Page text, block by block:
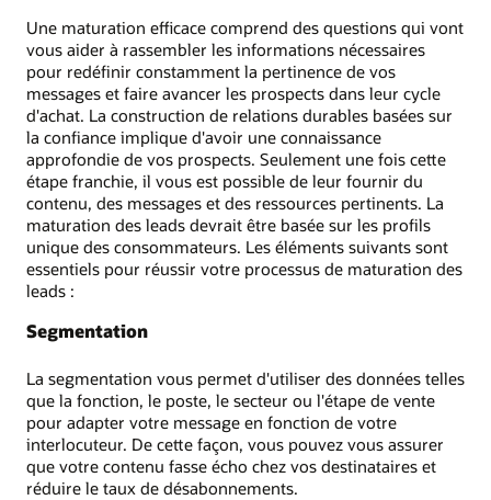
Une maturation efficace comprend des questions qui vont
vous aider à rassembler les informations nécessaires
pour redéfinir constamment la pertinence de vos
messages et faire avancer les prospects dans leur cycle
d'achat. La construction de relations durables basées sur
la confiance implique d'avoir une connaissance
approfondie de vos prospects. Seulement une fois cette
étape franchie, il vous est possible de leur fournir du
contenu, des messages et des ressources pertinents. La
maturation des leads devrait être basée sur les profils
unique des consommateurs. Les éléments suivants sont
essentiels pour réussir votre processus de maturation des
leads :
Segmentation
La segmentation vous permet d'utiliser des données telles
que la fonction, le poste, le secteur ou l'étape de vente
pour adapter votre message en fonction de votre
interlocuteur. De cette façon, vous pouvez vous assurer
que votre contenu fasse écho chez vos destinataires et
réduire le taux de désabonnements.